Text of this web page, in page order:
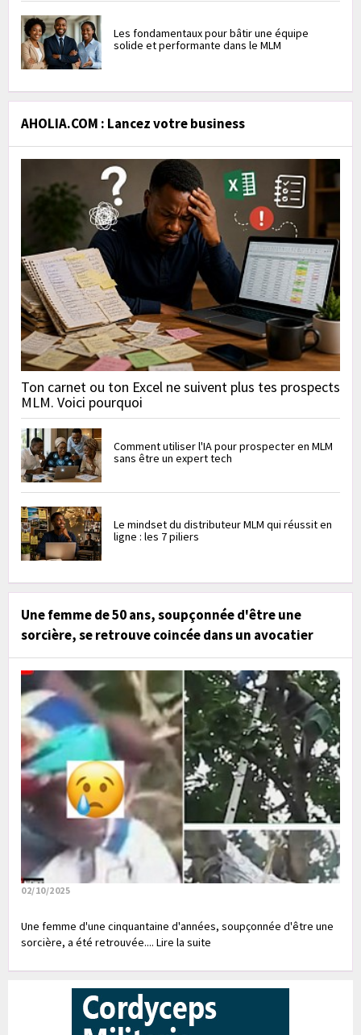
Les fondamentaux pour bâtir une équipe
solide et performante dans le MLM
AHOLIA.COM : Lancez votre business
Ton carnet ou ton Excel ne suivent plus tes prospects
MLM. Voici pourquoi
Comment utiliser l'IA pour prospecter en MLM
sans être un expert tech
Le mindset du distributeur MLM qui réussit en
ligne : les 7 piliers
Une femme de 50 ans, soupçonnée d'être une
sorcière, se retrouve coincée dans un avocatier
02/10/2025
Une femme d'une cinquantaine d'années, soupçonnée d'être une
sorcière, a été retrouvée.... Lire la suite